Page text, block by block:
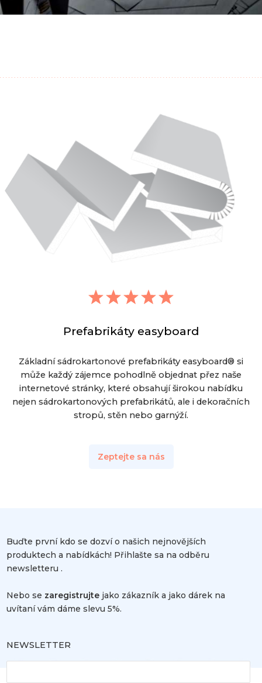
Prefabrikáty easyboard
Základní sádrokartonové prefabrikáty easyboard® si
může každý zájemce pohodlně objednat přez naše
internetové stránky, které obsahují širokou nabídku
nejen sádrokartonových prefabrikátů, ale i dekoračních
stropů, stěn nebo garnýží.
Zeptejte sa nás
Buďte první kdo se dozví o našich nejnovějších
produktech a nabídkách! Přihlašte sa na odběru
newsletteru .
Nebo se zaregistrujte jako zákazník a jako dárek na
uvítaní vám dáme slevu 5%.
NEWSLETTER